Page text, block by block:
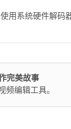
用系统硬件解码
完美故事
频编辑工具。